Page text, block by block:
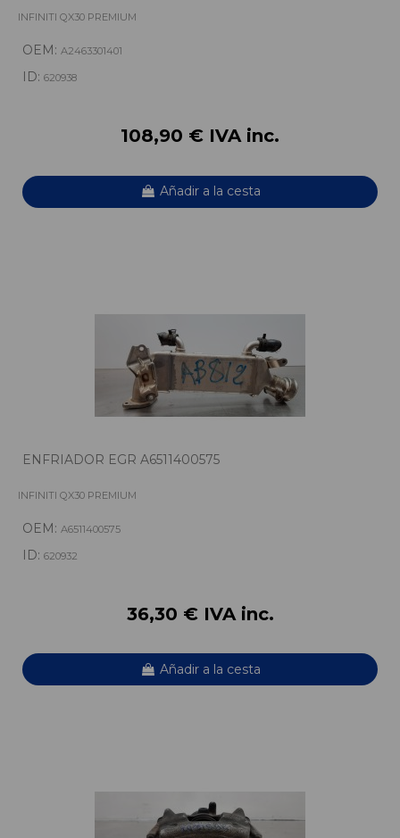
INFINITI QX30 PREMIUM
OEM: A2463301401
ID: 620938
108,90 € IVA inc.
Añadir a la cesta
ENFRIADOR EGR A6511400575
INFINITI QX30 PREMIUM
OEM: A6511400575
ID: 620932
36,30 € IVA inc.
Añadir a la cesta